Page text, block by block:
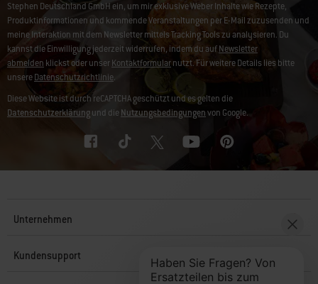
Stephen Deutschland GmbH ein, um mir exklusive Weber Inhalte wie Rezepte,
Produktinformationen und kommende Veranstaltungen per E-Mail zuzusenden und
meine Interaktion mit dem Newsletter mittels Tracking Tools zu analysieren. Du
kannst die Einwilligung jederzeit widerrufen, indem du aufNewsletter
abmelden klickst oder unserKontaktformularnutzt. Für weitere Details lies bitte
unsereDatenschutzrichtlinie.
Diese Website ist durch reCAPTCHA geschützt und es gelten die
Datenschutzerklärungund dieNutzungsbedingungenvon Google.
Unternehmen
Kundensupport